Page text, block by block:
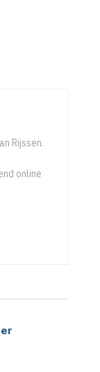
Rijssen.
online